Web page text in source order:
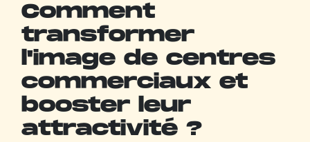
Comment
transformer
l'image de centres
commerciaux et
booster leur
attractivité ?